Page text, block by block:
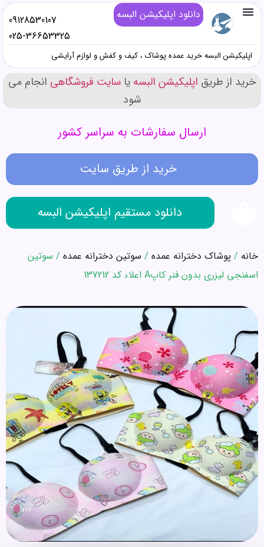
دانلود اپلیکیشن البسه
025-36653325
09128530107
اپلیکیشن البسه خرید عمده پوشاک ، کیف و کفش و لوازم آرایشی
خرید از طریق اپلیکیشن البسه یا سایت فروشگاهی انجام می
شود
ارسال سفارشات به سراسر کشور
خرید از طریق سایت
دانلود مستقیم اپلیکیشن البسه
خانه / پوشاک دخترانه عمده / سوتین دخترانه عمده / سوتین
اسفنجی لیزری بدون فنر کاپA اعلاء کد 137212